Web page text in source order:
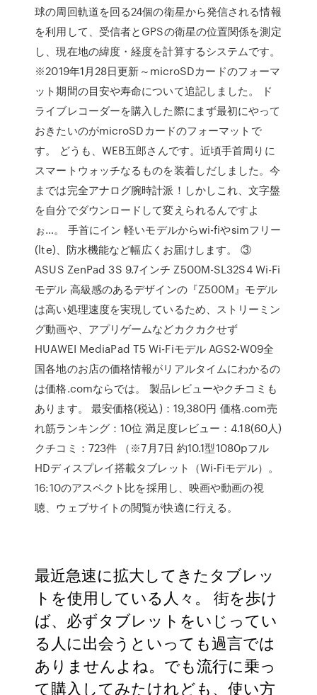
球の周回軌道を回る24個の衛星から発信される情報
を利用して、受信者とGPSの衛星の位置関係を測定
し、現在地の緯度・経度を計算するシステムです。
※2019年1月28日更新～microSDカードのフォーマ
ット期間の目安や寿命について追記しました。 ド
ライブレコーダーを購入した際にまず最初にやって
おきたいのがmicroSDカードのフォーマットで
す。 どうも、WEB五郎さんです。近頃手首周りに
スマートウォッチなるものを装着しだしました。今
までは完全アナログ腕時計派！しかしこれ、文字盤
を自分でダウンロードして変えられるんですよ
ぉ…。 手首にイン 軽いモデルからwi-fiやsimフリー
(lte)、防水機能など幅広くお届けします。 ③
ASUS ZenPad 3S 9.7インチ Z500M-SL32S4 Wi-Fi
モデル 高級感のあるデザインの『Z500M』モデル
は高い処理速度を実現しているため、ストリーミン
グ動画や、アプリゲームなどカクカクせず
HUAWEI MediaPad T5 Wi-Fiモデル AGS2-W09全
国各地のお店の価格情報がリアルタイムにわかるの
は価格.comならでは。 製品レビューやクチコミも
あります。 最安価格(税込)：19,380円 価格.com売
れ筋ランキング：10位 満足度レビュー：4.18(60人)
クチコミ：723件 （※7月7日 約10.1型1080pフル
HDディスプレイ搭載タブレット（Wi-Fiモデル）。
16:10のアスペクト比を採用し、映画や動画の視
聴、ウェブサイトの閲覧が快適に行える。
最近急速に拡大してきたタブレッ
トを使用している人々。 街を歩け
ば、必ずタブレットをいじってい
る人に出会うといっても過言では
ありませんよね。でも流行に乗っ
て購入してみたけれども、使い方